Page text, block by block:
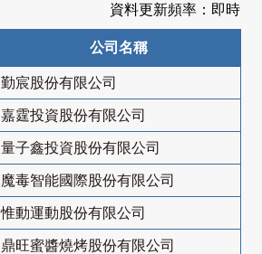
資料更新頻率：即時
公司名稱
勤宸股份有限公司
嘉霆投資股份有限公司
量子鑫投資股份有限公司
魔毒智能國際股份有限公司
惟動運動股份有限公司
鼎旺蜜醬燒烤股份有限公司